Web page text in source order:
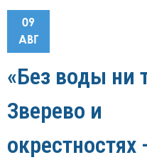
09
АВГ
«Без воды ни
Зверево и
окрестностях